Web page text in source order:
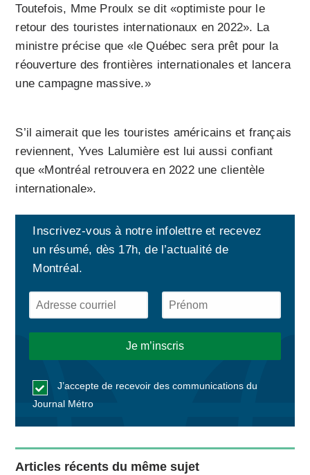
Toutefois, Mme Proulx se dit «optimiste pour le
retour des touristes internationaux en 2022». La
ministre précise que «le Québec sera prêt pour la
réouverture des frontières internationales et lancera
une campagne massive.»
S’il aimerait que les touristes américains et français
reviennent, Yves Lalumière est lui aussi confiant
que «Montréal retrouvera en 2022 une clientèle
internationale».
Inscrivez-vous à notre infolettre et recevez
un résumé, dès 17h, de l’actualité de
Montréal.
J’accepte de recevoir des communications du
Journal Métro
Articles récents du même sujet